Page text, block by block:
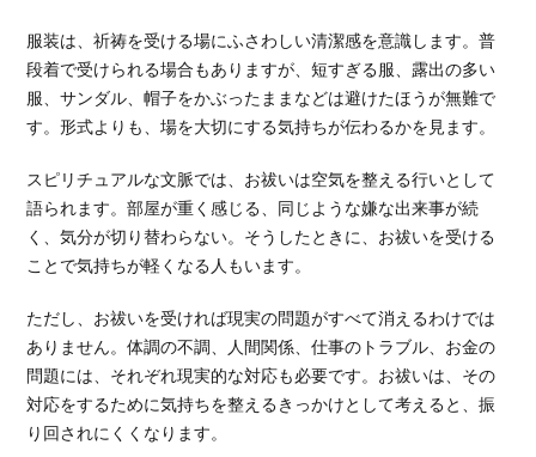
服装は、祈祷を受ける場にふさわしい清潔感を意識します。普
段着で受けられる場合もありますが、短すぎる服、露出の多い
服、サンダル、帽子をかぶったままなどは避けたほうが無難で
す。形式よりも、場を大切にする気持ちが伝わるかを見ます。
スピリチュアルな文脈では、お祓いは空気を整える行いとして
語られます。部屋が重く感じる、同じような嫌な出来事が続
く、気分が切り替わらない。そうしたときに、お祓いを受ける
ことで気持ちが軽くなる人もいます。
ただし、お祓いを受ければ現実の問題がすべて消えるわけでは
ありません。体調の不調、人間関係、仕事のトラブル、お金の
問題には、それぞれ現実的な対応も必要です。お祓いは、その
対応をするために気持ちを整えるきっかけとして考えると、振
り回されにくくなります。